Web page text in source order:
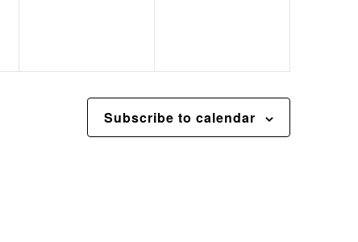
Subscribe to calendar